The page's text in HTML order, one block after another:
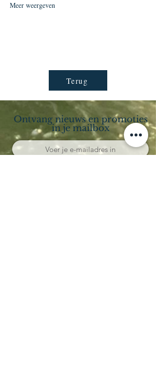
Meer weergeven
Terug
Ontvang nieuws en promoties
in je mailbox